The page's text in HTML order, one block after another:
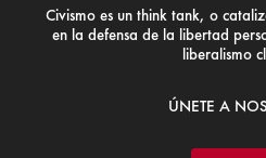
Civismo es un think tank, o
en la defensa de la libertad
liberalismo
ÚNETE A